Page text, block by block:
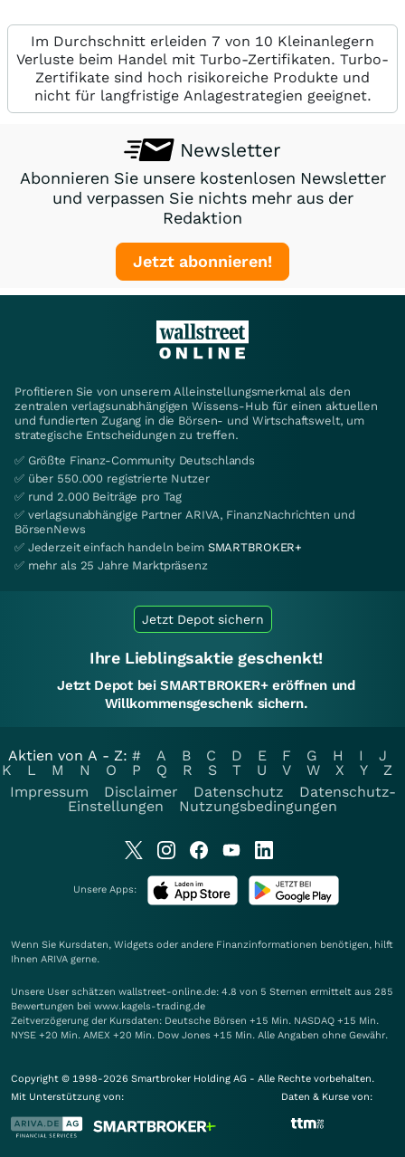
Im Durchschnitt erleiden 7 von 10 Kleinanlegern
Verluste beim Handel mit Turbo-Zertifikaten. Turbo-
Zertifikate sind hoch risikoreiche Produkte und
nicht für langfristige Anlagestrategien geeignet.
Newsletter
Abonnieren Sie unsere kostenlosen Newsletter
und verpassen Sie nichts mehr aus der
Redaktion
Jetzt abonnieren!
Profitieren Sie von unserem Alleinstellungsmerkmal als den
zentralen verlagsunabhängigen Wissens-Hub für einen aktuellen
und fundierten Zugang in die Börsen- und Wirtschaftswelt, um
strategische Entscheidungen zu treffen.
✅ Größte Finanz-Community Deutschlands
✅ über 550.000 registrierte Nutzer
✅ rund 2.000 Beiträge pro Tag
✅ verlagsunabhängige Partner ARIVA, FinanzNachrichten und
BörsenNews
✅ Jederzeit einfach handeln beim SMARTBROKER+
✅ mehr als 25 Jahre Marktpräsenz
Jetzt Depot sichern
Ihre Lieblingsaktie geschenkt!
Jetzt Depot bei SMARTBROKER+ eröffnen und
Willkommensgeschenk sichern.
Aktien von A - Z: # A B C D E F G H I
J
K
L M N O P Q R S T U V W X Y
Z
Impressum
Disclaimer Datenschutz
Datenschutz-
Einstellungen
Nutzungsbedingungen
Unsere Apps:
Wenn Sie Kursdaten, Widgets oder andere Finanzinformationen benötigen, hilft
Ihnen ARIVA gerne.
Unsere User schätzen wallstreet-online.de: 4.8 von 5 Sternen ermittelt aus 285
Bewertungen bei www.kagels-trading.de
Zeitverzögerung der Kursdaten: Deutsche Börsen +15 Min. NASDAQ +15 Min.
NYSE +20 Min. AMEX +20 Min. Dow Jones +15 Min. Alle Angaben ohne Gewähr.
Copyright © 1998-2026 Smartbroker Holding AG - Alle Rechte vorbehalten.
Mit Unterstützung von:
Daten & Kurse von: